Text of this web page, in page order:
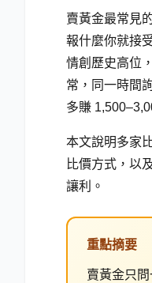
賣黃金最常見
報什麼你就接
情創歷史高位
常，同一時間
多賺
本文說明多家
比價方式，以
讓利。
重點摘要
賣黃金只